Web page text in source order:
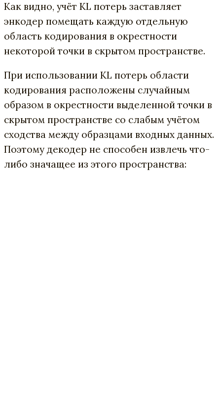
Как видно, учёт KL потерь заставляет
энкодер помещать каждую отдельную
область кодирования в окрестности
некоторой точки в скрытом пространстве.
При использовании KL потерь области
кодирования расположены случайным
образом в окрестности выделенной точки в
скрытом пространстве со слабым учётом
сходства между образцами входных данных.
Поэтому декодер не способен извлечь что-
либо значащее из этого пространства: